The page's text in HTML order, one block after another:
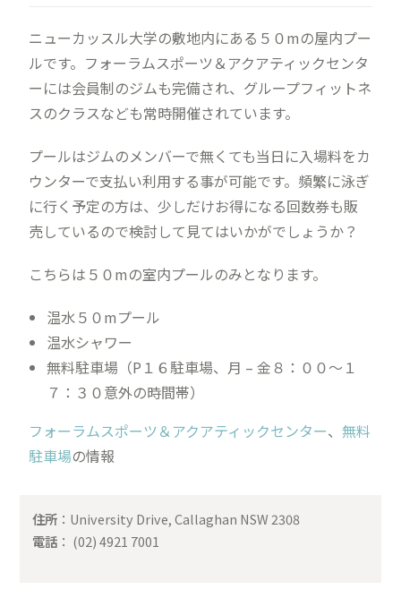
ニューカッスル大学の敷地内にある５０mの屋内プー
ルです。フォーラムスポーツ＆アクアティックセンタ
ーには会員制のジムも完備され、グループフィットネ
スのクラスなども常時開催されています。
プールはジムのメンバーで無くても当日に入場料をカ
ウンターで支払い利用する事が可能です。頻繁に泳ぎ
に行く予定の方は、少しだけお得になる回数券も販
売しているので検討して見てはいかがでしょうか？
こちらは５０mの室内プールのみとなります。
温水５０mプール
温水シャワー
無料駐車場（P１６駐車場、月 – 金８：００〜１
７：３０意外の時間帯）
フォーラムスポーツ＆アクアティックセンター、無料
駐車場の情報
住所 ：University Drive, Callaghan NSW 2308
電話 ： (02) 4921 7001